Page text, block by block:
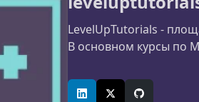
LevelUpTutorials -
В основном курсы по